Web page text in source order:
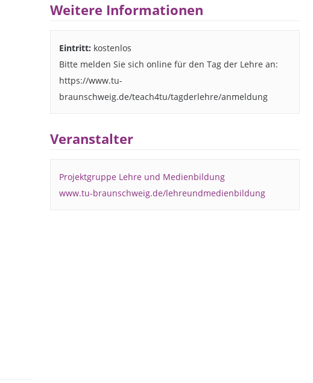
Weitere Informationen
Eintritt: kostenlos
Bitte melden Sie sich online für den Tag der Lehre an:
https://www.tu-
braunschweig.de/teach4tu/tagderlehre/anmeldung
Veranstalter
Projektgruppe Lehre und Medienbildung
www.tu-braunschweig.de/lehreundmedienbildung